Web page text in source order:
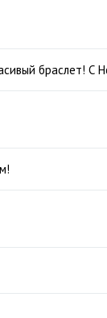
браслет! С